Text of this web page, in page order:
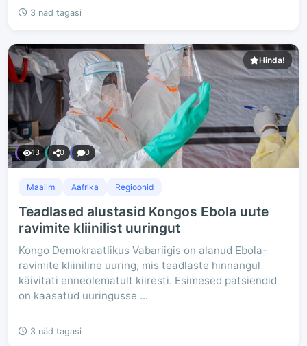
3 näd tagasi
Hinda!
13 0 0
Maailm Aafrika Regioonid
Teadlased alustasid Kongos Ebola uute
ravimite kliinilist uuringut
Kongo Demokraatlikus Vabariigis on alanud Ebola-
ravimite kliiniline uuring, mis teadlaste hinnangul
käivitati enneolematult kiiresti. Esimesed patsiendid
on kaasatud uuringusse ...
3 näd tagasi